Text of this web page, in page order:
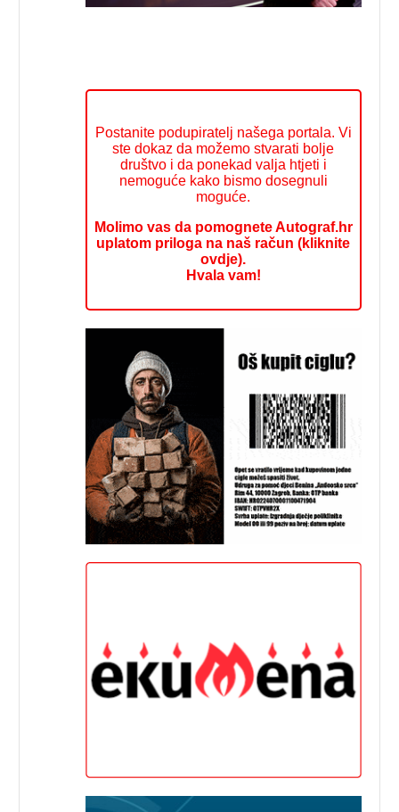
Postanite podupiratelj našega portala. Vi
ste dokaz da možemo stvarati bolje
društvo i da ponekad valja htjeti i
nemoguće kako bismo dosegnuli
moguće.
Molimo vas da pomognete Autograf.hr
uplatom priloga na naš račun (kliknite
ovdje).
Hvala vam!